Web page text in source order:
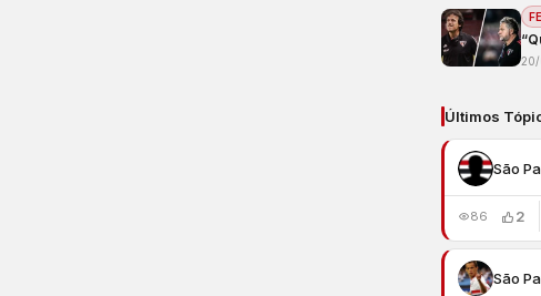
Últimos
São
86 2
São